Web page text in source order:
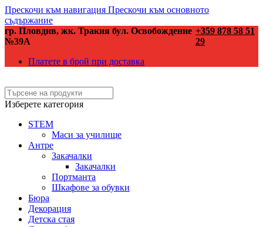
Прескочи към навигация Прескочи към основното
съдържание
гр. Пловдив, жк. Тракия бул. Освобождение
№39А
+359 878 58 51
29
Платете в брой при доставка
Изберете категория
STEM
Маси за училище
Антре
Закачалки
Закачалки
Портманта
Шкафове за обувки
Бюра
Декорация
Детска стая